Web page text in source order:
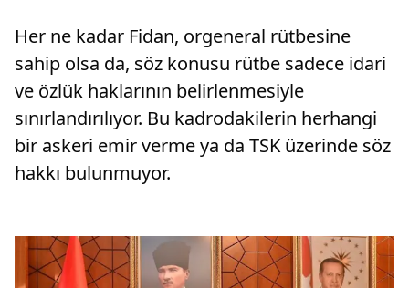
Her ne kadar Fidan, orgeneral rütbesine
sahip olsa da, söz konusu rütbe sadece idari
ve özlük haklarının belirlenmesiyle
sınırlandırılıyor. Bu kadrodakilerin herhangi
bir askeri emir verme ya da TSK üzerinde söz
hakkı bulunmuyor.